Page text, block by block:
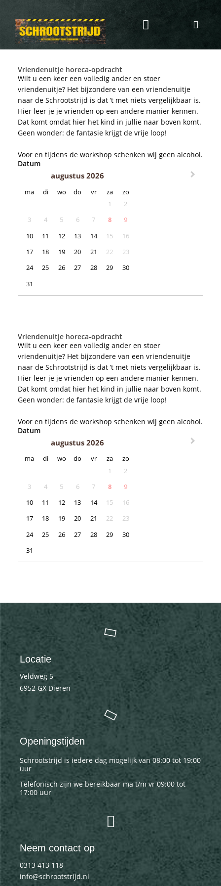
Vriendenuitje horeca-opdracht
Wilt u een keer een volledig ander en stoer
vriendenuitje? Het bijzondere van een vriendenuitje
naar de Schrootstrijd is dat ‘t met niets vergelijkbaar is.
Hier leer je je vrienden op een andere manier kennen.
Dat komt omdat hier het kind in jullie naar boven komt.
Geen wonder: de fantasie krijgt de vrije loop!
Voor en tijdens de workshop schenken wij geen alcohol.
Datum
augustus 2026
maandag
ma dinsdag
di woensdag
wo donderdag
do vrijdag
vr zaterdag
za zondag
zo
1
2
3
4 5 6 7 8
9
10
11 12 13 14 15
16
17
18 19 20 21 22
23
24
25 26 27 28 29
30
31
Vriendenuitje horeca-opdracht
Wilt u een keer een volledig ander en stoer
vriendenuitje? Het bijzondere van een vriendenuitje
naar de Schrootstrijd is dat ‘t met niets vergelijkbaar is.
Hier leer je je vrienden op een andere manier kennen.
Dat komt omdat hier het kind in jullie naar boven komt.
Geen wonder: de fantasie krijgt de vrije loop!
Voor en tijdens de workshop schenken wij geen alcohol.
Datum
augustus 2026
maandag
ma dinsdag
di woensdag
wo donderdag
do vrijdag
vr zaterdag
za zondag
zo
1
2
3
4 5 6 7 8
9
10
11 12 13 14 15
16
17
18 19 20 21 22
23
24
25 26 27 28 29
30
31
Locatie
Veldweg 5
6952 GX Dieren
Openingstijden
Schrootstrijd is iedere dag mogelijk van 08:00 tot 19:00
uur
Telefonisch zijn we bereikbaar ma t/m vr 09:00 tot
17:00 uur
Neem contact op
0313 413 118
info@schrootstrijd.nl